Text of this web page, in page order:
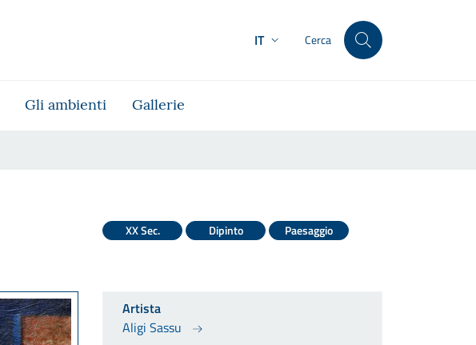
IT Cerca
Gli ambienti Gallerie
XX Sec. Dipinto Paesaggio
Artista
Aligi Sassu